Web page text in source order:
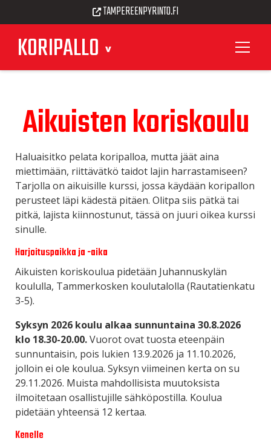
KORIPALLO
TAMPEREENPYRINTO.FI
Aikuisten koriskoulu
Haluaisitko pelata koripalloa, mutta jäät aina
miettimään, riittävätkö taidot lajin harrastamiseen?
Tarjolla on aikuisille kurssi, jossa käydään koripallon
perusteet läpi kädestä pitäen. Olitpa siis pätkä tai
pitkä, lajista kiinnostunut, tässä on juuri oikea kurssi
sinulle.
Harjoituspaikka ja -aika
Aikuisten koriskoulua pidetään Juhannuskylän
koululla, Tammerkosken koulutalolla (Rautatienkatu
3-5).
Syksyn 2026 koulu alkaa sunnuntaina 30.8.2026
klo 18.30-20.00.Vuorot ovat tuosta eteenpäin
sunnuntaisin, pois lukien 13.9.2026 ja 11.10.2026,
jolloin ei ole koulua. Syksyn viimeinen kerta on su
29.11.2026. Muista mahdollisista muutoksista
ilmoitetaan osallistujille sähköpostilla. Koulua
pidetään yhteensä 12 kertaa.
Kenelle